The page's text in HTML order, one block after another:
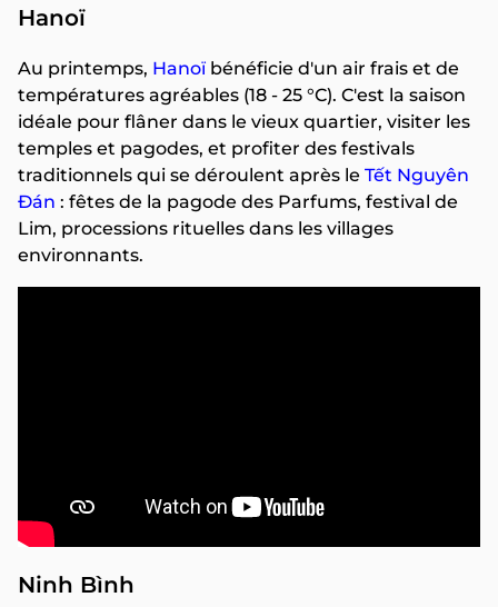
Hanoï
Au printemps, Hanoï bénéficie d'un air frais et de
températures agréables (18 - 25 °C). C'est la saison
idéale pour flâner dans le vieux quartier, visiter les
temples et pagodes, et profiter des festivals
traditionnels qui se déroulent après le Tết Nguyên
Đán : fêtes de la pagode des Parfums, festival de
Lim, processions rituelles dans les villages
environnants.
Ninh Bình